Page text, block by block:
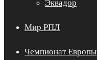
Эквадор
Мир РПЛ
Чемпионат Европы